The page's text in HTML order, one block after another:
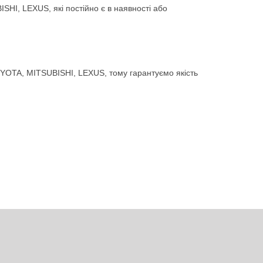
LEXUS, які постійно є в наявності або
MITSUBISHI, LEXUS, тому гарантуємо якість